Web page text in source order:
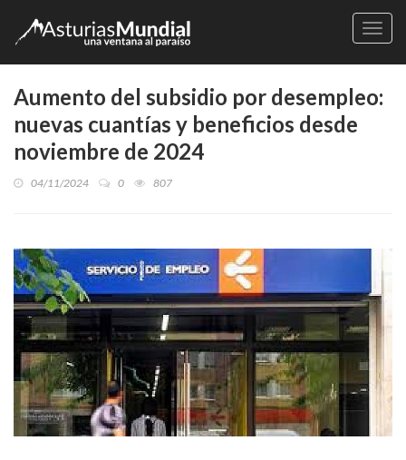
Aumento del subsidio por desempleo:
nuevas cuantías y beneficios desde
noviembre de 2024
04/11/2024 0 807